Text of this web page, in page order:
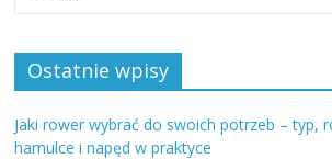
Ostatnie wpisy
Jaki rower wybrać do swoich potrzeb – typ,
hamulce i napęd w praktyce